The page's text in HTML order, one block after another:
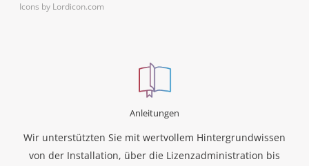
Icons by Lordicon.com
Anleitungen
Wir unterstützten Sie mit wertvollem Hintergrundwissen
von der Installation, über die Lizenzadministration bis